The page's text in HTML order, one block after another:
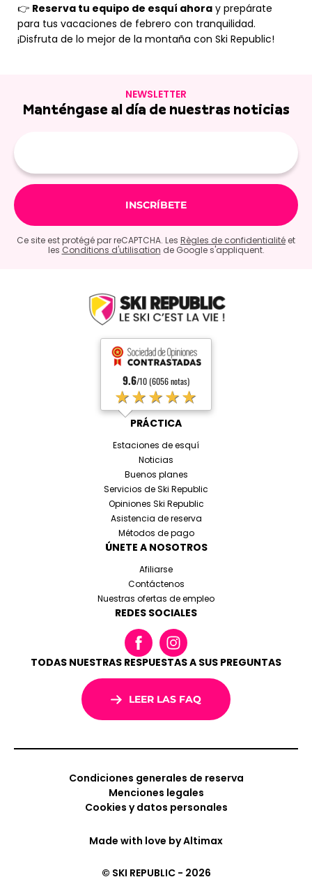
👉 Reserva tu equipo de esquí ahora y prepárate
para tus vacaciones de febrero con tranquilidad.
¡Disfruta de lo mejor de la montaña con Ski Republic!
NEWSLETTER
Manténgase al día de nuestras noticias
Ce site est protégé par reCAPTCHA. Les Règles de confidentialité et
les Conditions d'utilisation de Google s'appliquent.
9.6/10 (6056 notas)
★★★★★
PRÁCTICA
Estaciones de esquí
Noticias
Buenos planes
Servicios de Ski Republic
Opiniones Ski Republic
Asistencia de reserva
Métodos de pago
ÚNETE A NOSOTROS
Afiliarse
Contáctenos
Nuestras ofertas de empleo
REDES SOCIALES
TODAS NUESTRAS RESPUESTAS A SUS PREGUNTAS
LEER LAS FAQ
© SKI REPUBLIC - 2026
Condiciones generales de reserva
Menciones legales
Cookies y datos personales
Made with love byAltimax